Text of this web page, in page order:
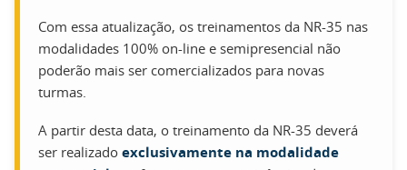
Com essa atualização, os treinamentos da NR-35 nas
modalidades 100% on-line e semipresencial não
poderão mais ser comercializados para novas
turmas.
A partir desta data, o treinamento da NR-35 deverá
ser realizado exclusivamente na modalidade